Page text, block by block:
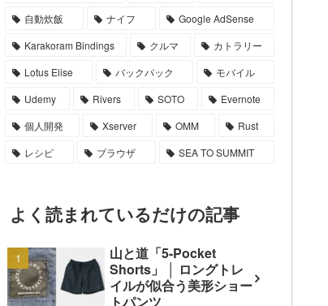
自動炊飯
ナイフ
Google AdSense
Karakoram Bindings
クルマ
カトラリー
Lotus Elise
バックパック
モバイル
Udemy
Rivers SOTO
Evernote
個人開発
Xserver OMM
Rust
レシピ
ブラウザ SEA TO SUMMIT
よく読まれているだけの記事
山と道「5-Pocket
Shorts」 │ ロングトレ
イルが似合う美形ショー
トパンツ